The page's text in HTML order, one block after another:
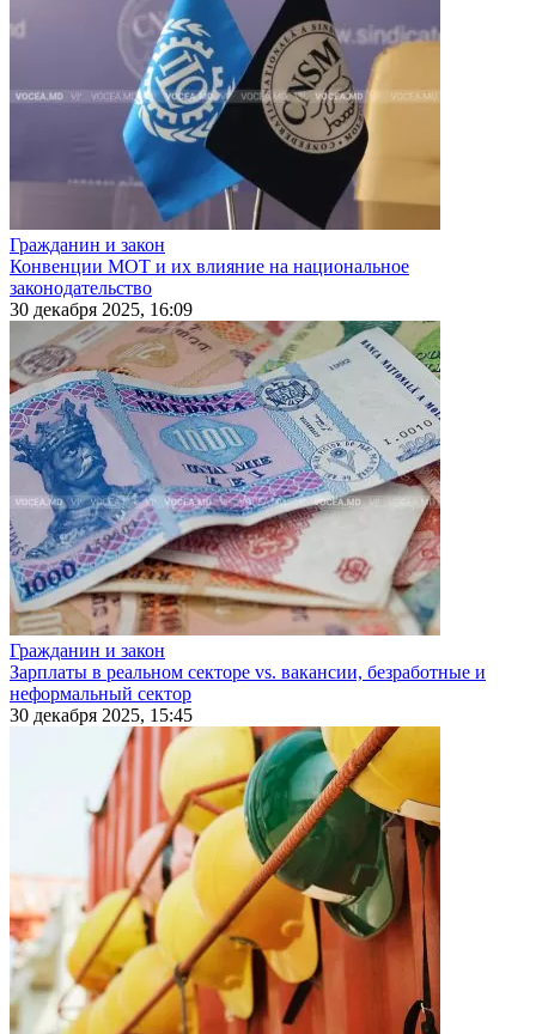
Гражданин и закон
Конвенции МОТ и их влияние на национальное
законодательство
30 декабря 2025, 16:09
Гражданин и закон
Зарплаты в реальном секторе vs. вакансии, безработные и
неформальный сектор
30 декабря 2025, 15:45